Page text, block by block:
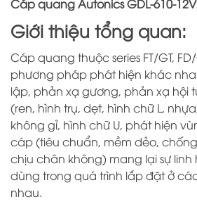
Cáp quang Autonics GDL-610-
Giới thiệu tổng quan:
Cáp quang thuộc series FT/GT,
phương pháp phát hiện khác
lập, phản xạ gương, phản xạ hội
(ren, hình trụ, dẹt, hình chữ L,
không gỉ, hình chữ U, phát hiện
cáp (tiêu chuẩn, mềm dẻo,
chịu chân không) mang lại sự
dùng trong quá trình lắp đặt ở
nhau.